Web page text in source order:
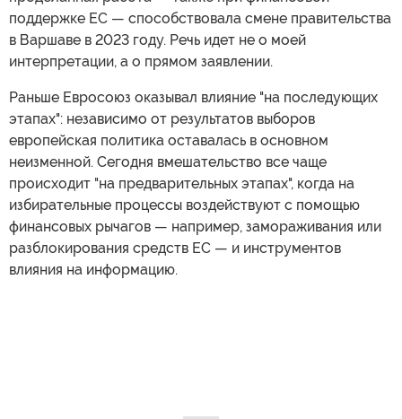
поддержке ЕС — способствовала смене правительства
в Варшаве в 2023 году. Речь идет не о моей
интерпретации, а о прямом заявлении.
Раньше Евросоюз оказывал влияние "на последующих
этапах": независимо от результатов выборов
европейская политика оставалась в основном
неизменной. Сегодня вмешательство все чаще
происходит "на предварительных этапах", когда на
избирательные процессы воздействуют с помощью
финансовых рычагов — например, замораживания или
разблокирования средств ЕС — и инструментов
влияния на информацию.